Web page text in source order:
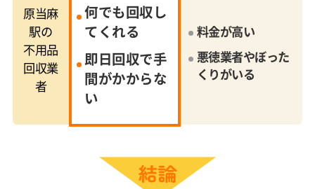
原当麻
駅の
不用品
回収業
者
何でも回収し
てくれる
即日回収で手
間がかからな
い
料金が高い
悪徳業者やぼった
くりがいる